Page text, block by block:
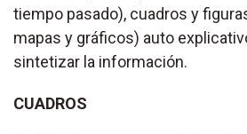
tiempo pasado), cuadros y
mapas y gráficos) auto
sintetizar la información.
CUADROS